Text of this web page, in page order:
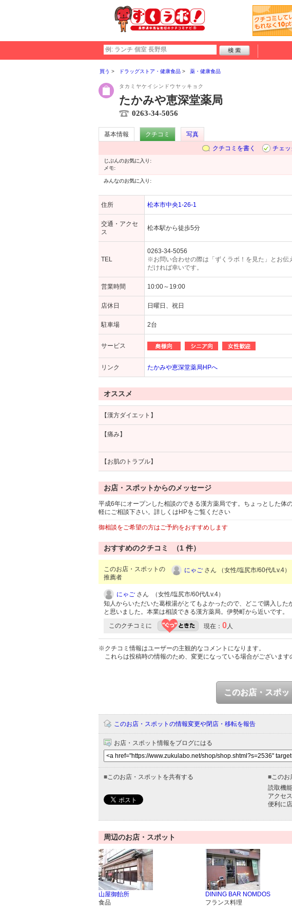
買う ドラッグストア・健康食品 薬・健康食品
タカミヤケイシンドウヤッキョク
たかみや恵深堂薬局
0263-34-5056
基本情報 クチコミ
写真
クチコミを書く
チェ
じぶんのお気に入り:
メモ:
みんなのお気に入り:
住所 松本市中央1-26-1
交通・アクセ
ス
松本駅から徒歩5分
TEL
0263-34-5056
※お問い合わせの際は「ずくラボ！を見た」とお伝
だければ幸いです。
営業時間 10:00～19:00
店休日 日曜日、祝日
駐車場 2台
サービス
リンク たかみや恵深堂薬局HPへ
オススメ
【漢方ダイエット】
【痛み】
【お肌のトラブル】
お店・スポットからのメッセージ
平成6年にオープンした相談のできる漢方薬局です。ちょっとした
軽にご相談下さい。詳しくはHPをご覧ください
御相談をご希望の方はご予約をおすすめします
おすすめのクチコミ （1 件）
このお店・スポットの
推薦者
にゃご さん （女性/塩尻市/60代/Lv.4）
にゃご さん （女性/塩尻市/60代/Lv.4）
知人からいただいた葛根湯がとてもよかったので、どこで購入し
と思いました。本業は相談できる漢方薬局。伊勢町から近いです。
このクチコミに 現在： 0人
※クチコミ情報はユーザーの主観的なコメントになります。
これらは投稿時の情報のため、変更になっている場合がございます
このお店・スポッ
このお店・スポットの情報変更や閉店・移転を報告
お店・スポット情報をブログにはる
■このお店・スポットを共有する ■このお
読取機
アクセス
便利に
周辺のお店・スポット
山屋御飴所
食品
DINING BAR NOMDOS
フランス料理